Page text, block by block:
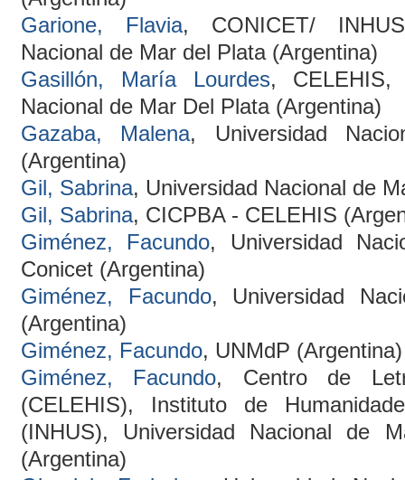
Garione, Flavia, CONICET/
Nacional de Mar del Plata (Argentina)
Gasillón, María Lourdes, CELEHIS,
Nacional de Mar Del Plata (Argentina)
Gazaba, Malena, Universidad
(Argentina)
Gil, Sabrina, Universidad Nacional de
Gil, Sabrina, CICPBA - CELEHIS
Giménez, Facundo, Universidad
Conicet (Argentina)
Giménez, Facundo, Universidad
(Argentina)
Giménez, Facundo, UNMdP (Argentina)
Giménez, Facundo, Centro de
(CELEHIS), Instituto de
(INHUS), Universidad Nacional de
(Argentina)